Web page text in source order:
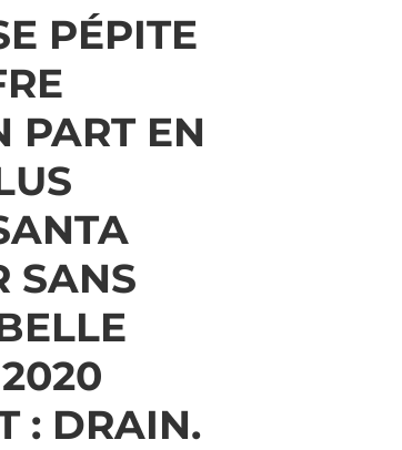
PÉPITE
PART EN
SANS
: DRAIN.